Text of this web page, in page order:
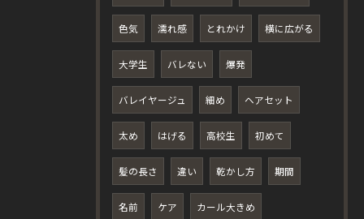
色気 濡れ感 とれかけ 横に広がる
大学生 バレない 爆発
バレイヤージュ 細め ヘアセット
太め はげる 高校生 初めて
髪の長さ 違い 乾かし方 期間
名前 ケア カール大きめ